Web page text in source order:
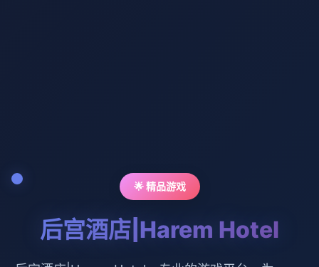
🌟 精品游戏
后宫酒店|Harem Hotel